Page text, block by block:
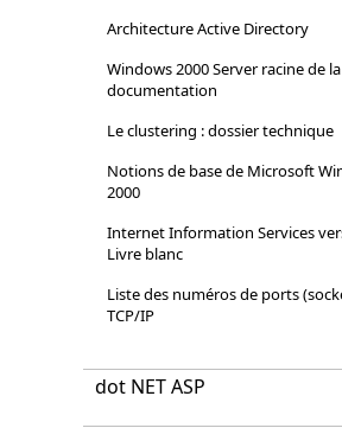
Architecture Active Directory
Windows 2000 Server racine de la
documentation
Le clustering : dossier technique
Notions de base de Microsoft
2000
Internet Information Services
Livre blanc
Liste des numéros de ports
TCP/IP
dot NET ASP